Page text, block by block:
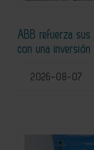
ABB refuerza sus
con una inversión
2026-08-07